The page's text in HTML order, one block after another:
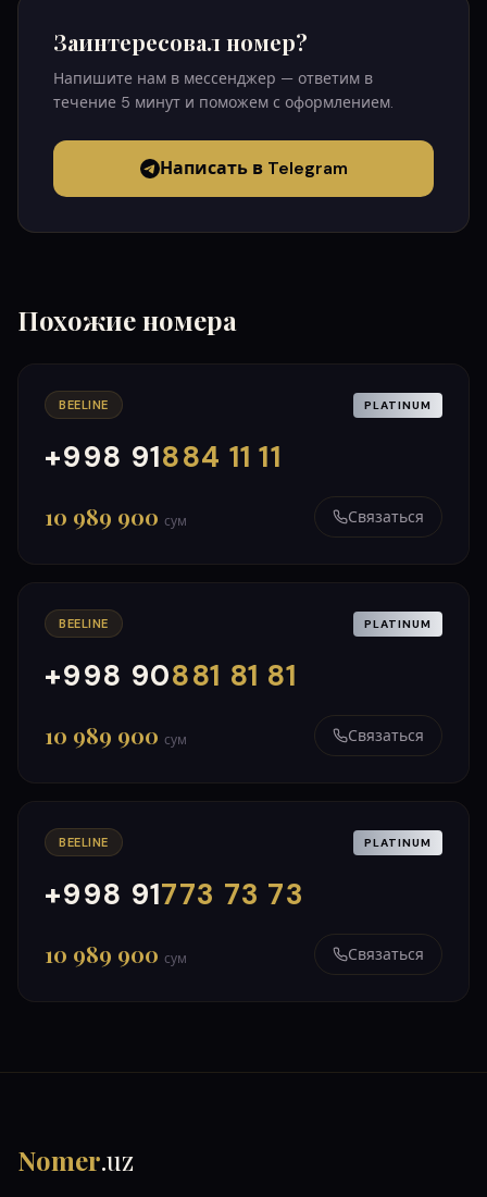
Заинтересовал номер?
Напишите нам в мессенджер — ответим в
течение 5 минут и поможем с оформлением.
Написать в Telegram
Похожие номера
BEELINE PLATINUM
+998 91884 11 11
000
999
10 989 900 сум Связаться
BEELINE PLATINUM
+998 90881 81 81
000
999
10 989 900 сум Связаться
BEELINE PLATINUM
+998 91773 73 73
000
999
10 989 900 сум Связаться
Nomer.uz